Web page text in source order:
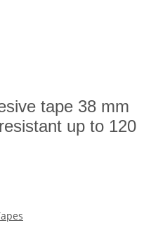
tape 38 mm
up to 120